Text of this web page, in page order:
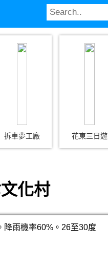
拆車夢工廠 花東三日遊
化村
降雨機率60%。26至30度